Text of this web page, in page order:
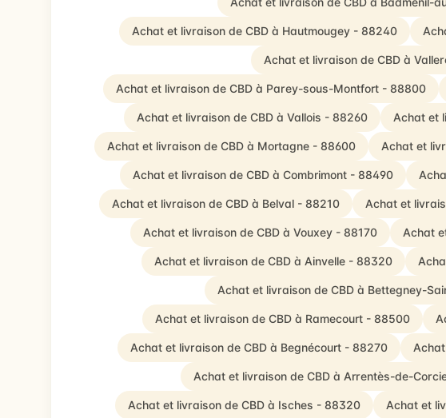
Achat et livraison de CBD à Hautmougey - 88240
Achat et livraison de CBD à
Achat et livraison de CBD à Parey-sous-Montfort - 88800
Achat et livraison de CBD à Vallois - 88260 Achat et
Achat et livraison de CBD à Mortagne - 88600 Achat et
Achat et livraison de CBD à Combrimont - 88490
Achat et livraison de CBD à Belval - 88210 Achat et
Achat et livraison de CBD à Vouxey - 88170 Achat
Achat et livraison de CBD à Ainvelle - 88320
Achat et livraison de CBD à Bettegney-
Achat et livraison de CBD à Ramecourt - 88500
Achat et livraison de CBD à Begnécourt - 88270
Achat et livraison de CBD à Arrentès-de-
Achat et livraison de CBD à Isches - 88320 Achat et